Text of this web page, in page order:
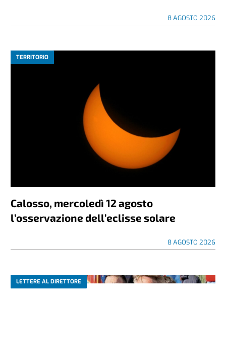
8 AGOSTO 2026
TERRITORIO
Calosso, mercoledì 12 agosto
l’osservazione dell’eclisse solare
8 AGOSTO 2026
LETTERE AL DIRETTORE